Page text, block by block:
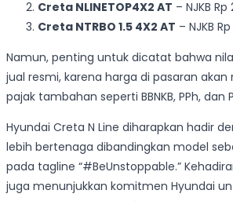
Creta NLINETOP4X2 AT – NJKB
Creta NTRBO 1.5 4X2 AT – NJKB
Namun, penting untuk dicatat bahwa
jual resmi, karena harga di pasaran
pajak tambahan seperti BBNKB, PPh, dan
Hyundai Creta N Line diharapkan hadir
lebih bertenaga dibandingkan model
pada tagline “#BeUnstoppable.”
juga menunjukkan komitmen Hyundai